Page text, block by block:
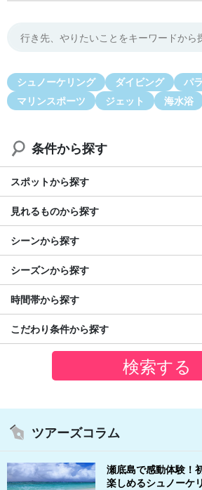
シュノーケリング ダイビング
パ
マリンスポーツ
ジェット 海水浴
条件から探す
スポットから探す
見れるものから探す
シーンから探す
シーズンから探す
時間帯から探す
こだわり条件から探す
ツアーズコラム
瀬底島で感動体験！
楽しめるシュノーケ